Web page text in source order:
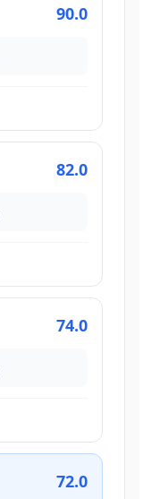
90.0
82.0
74.0
72.0